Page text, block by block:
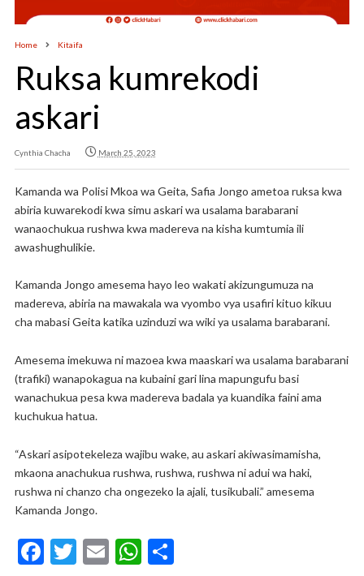
Home Kitaifa
Ruksa kumrekodi
askari
Cynthia Chacha March 25, 2023
Kamanda wa Polisi Mkoa wa Geita, Safia Jongo ametoa ruksa kwa
abiria kuwarekodi kwa simu askari wa usalama barabarani
wanaochukua rushwa kwa madereva na kisha kumtumia ili
awashughulikie.
Kamanda Jongo amesema hayo leo wakati akizungumuza na
madereva, abiria na mawakala wa vyombo vya usafiri kituo kikuu
cha mabasi Geita katika uzinduzi wa wiki ya usalama barabarani.
Amesema imekuwa ni mazoea kwa maaskari wa usalama barabarani
(trafiki) wanapokagua na kubaini gari lina mapungufu basi
wanachukua pesa kwa madereva badala ya kuandika faini ama
kuchukua hatua.
“Askari asipotekeleza wajibu wake, au askari akiwasimamisha,
mkaona anachukua rushwa, rushwa, rushwa ni adui wa haki,
rushwa ni chanzo cha ongezeko la ajali, tusikubali.” amesema
Kamanda Jongo.
F T E W S